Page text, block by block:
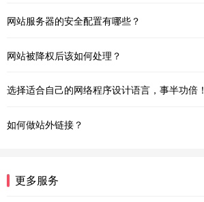
网站服务器的安全配置有哪些？
网站被降权后该如何处理？
选择适合自己的网络程序设计语言，事半功倍！
如何做站外链接？
更多服务